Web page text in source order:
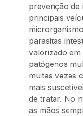
prevenção de
principais
parasitas
valorizado em
patógenos
muitas vezes
mais
de tratar. No
as mãos